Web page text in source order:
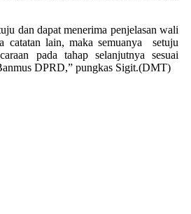
dan dapat menerima penjelasan wali
catatan lain, maka semuanya setuju
pada tahap selanjutnya sesuai
DPRD,” pungkas Sigit.(DMT)